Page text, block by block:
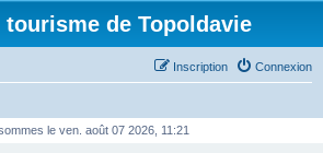
de Topoldavie
Connexion
Inscription
le ven. août 07 2026, 11:21